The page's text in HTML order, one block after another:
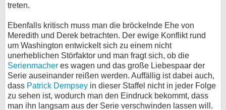
treten.
Ebenfalls kritisch muss man die bröckelnde Ehe von
Meredith und Derek betrachten. Der ewige Konflikt rund
um Washington entwickelt sich zu einem nicht
unerheblichen Störfaktor und man fragt sich, ob die
Serienmacher es wagen und das große Liebespaar der
Serie auseinander reißen werden. Auffällig ist dabei auch,
dass Patrick Dempsey in dieser Staffel nicht in jeder Folge
zu sehen ist, wodurch man den Eindruck bekommt, dass
man ihn langsam aus der Serie verschwinden lassen will.